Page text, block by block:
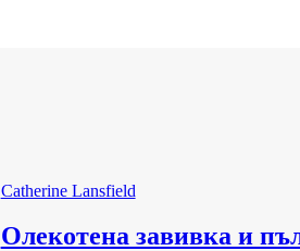
Catherine Lansfield
Олекотена завивка и